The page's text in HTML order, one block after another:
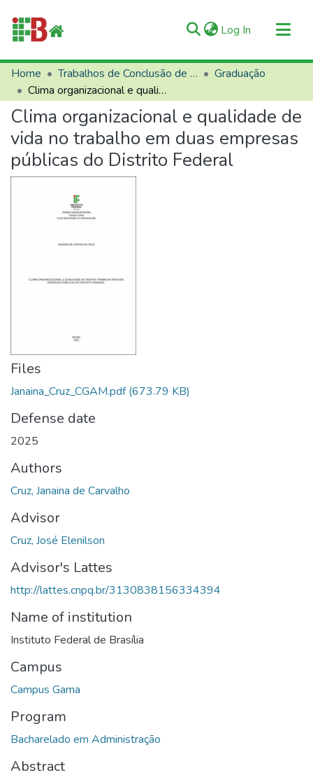
Log In (current)
Communities & Collections
All of RIIFB
Manuals and Terms
Statistics
About RIIFB
Home Trabalhos de Conclusão de Curso (TCCs)
Graduação
Clima organizacional e qualidade de vida no trabalho em duas empresas públicas do Distrito Federal
Clima organizacional e qualidade de
vida no trabalho em duas empresas
públicas do Distrito Federal
Files
Janaina_Cruz_CGAM.pdf(673.79 KB)
Defense date
2025
Authors
Cruz, Janaina de Carvalho
Advisor
Cruz, José Elenilson
Advisor's Lattes
http://lattes.cnpq.br/3130838156334394
Name of institution
Instituto Federal de Brasília
Campus
Campus Gama
Program
Bacharelado em Administração
Abstract